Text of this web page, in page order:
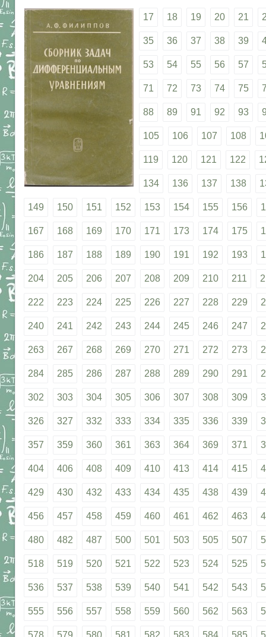
17 18 19 20 21
35 36 37 38 39
53 54 55 56 57
71 72 73 74 75
88 89 91 92 93
105 106 107 108
119 120 121 122
134 136 137 138
149 150 151 152 153 154 155 156
167 168 169 170 171 173 174 175
186 187 188 189 190 191 192 193
204 205 206 207 208 209 210 211
222 223 224 225 226 227 228 229
240 241 242 243 244 245 246 247
263 267 268 269 270 271 272 273
284 285 286 287 288 289 290 291
302 303 304 305 306 307 308 309
326 327 332 333 334 335 336 339
357 359 360 361 363 364 369 371
404 406 408 409 410 413 414 415
429 430 432 433 434 435 438 439
456 457 458 459 460 461 462 463
480 482 487 500 501 503 505 507
518 519 520 521 522 523 524 525
536 537 538 539 540 541 542 543
555 556 557 558 559 560 562 563